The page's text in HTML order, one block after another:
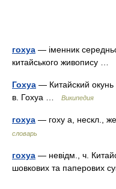
гохуа — іменник
китайського живопису …
Гохуа — Китайский
в. Гохуа …
Википедия
гохуа — гоху а, нескл.,
словарь
гохуа — невідм., ч.
шовкових та паперових